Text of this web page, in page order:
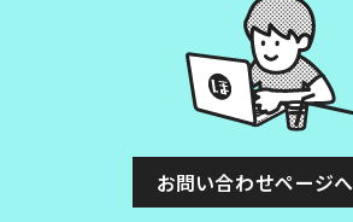
お問い合わせページへ